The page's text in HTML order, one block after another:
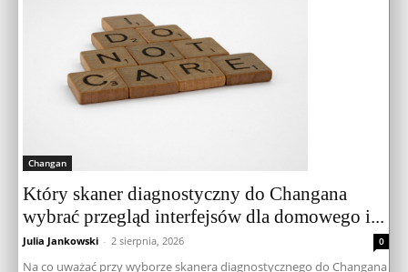
Changan
Który skaner diagnostyczny do Changana
wybrać przegląd interfejsów dla domowego i...
Julia Jankowski - 2 sierpnia, 2026 0
Na co uważać przy wyborze skanera diagnostycznego do Changana